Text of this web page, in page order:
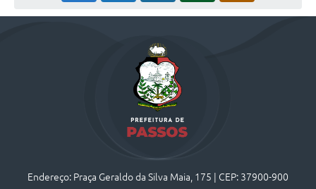
Endereço: Praça Geraldo da Silva Maia, 175 | CEP: 37900-900